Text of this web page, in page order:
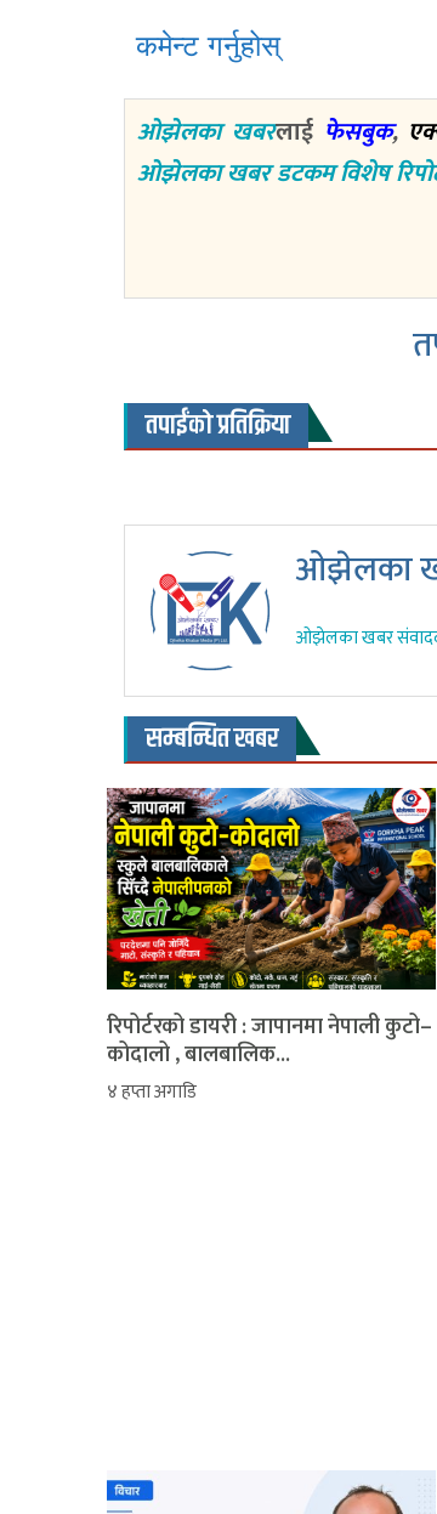
कमेन्ट गर्नुहोस्
ओझेलका खबरलाई फेसबुक,
ओझेलका खबर डटकम विशेष
तपाईंको प्रतिक्रिया
ओझेलका
ओझेलका खबर
सम्बन्धित खबर
रिपोर्टरको डायरी : जापानमा नेपाली कुटो–
कोदालो , बालबालिक...
४ हप्ता अगाडि